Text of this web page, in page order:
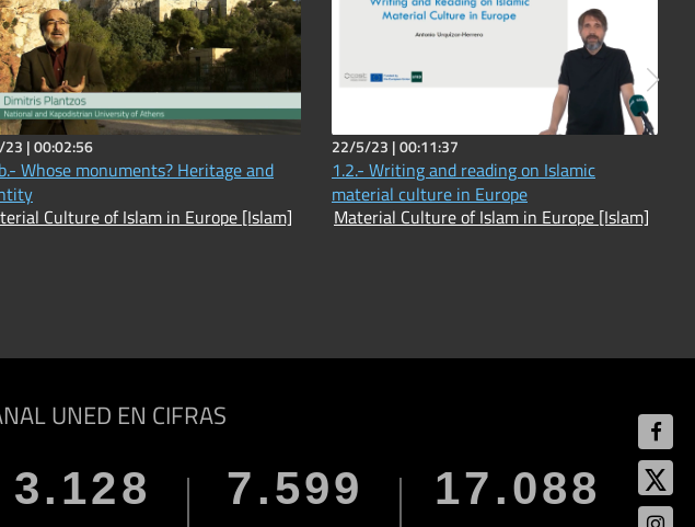
|00:02:56
Whose monuments? Heritage and
Culture of Islam in Europe [Islam]
22/5/23 |00:11:37
1.2.- Writing and reading on Islamic
material culture in Europe
Material Culture of Islam in Europe [Islam]
UNED EN CIFRAS
3.128 7.599 17.088